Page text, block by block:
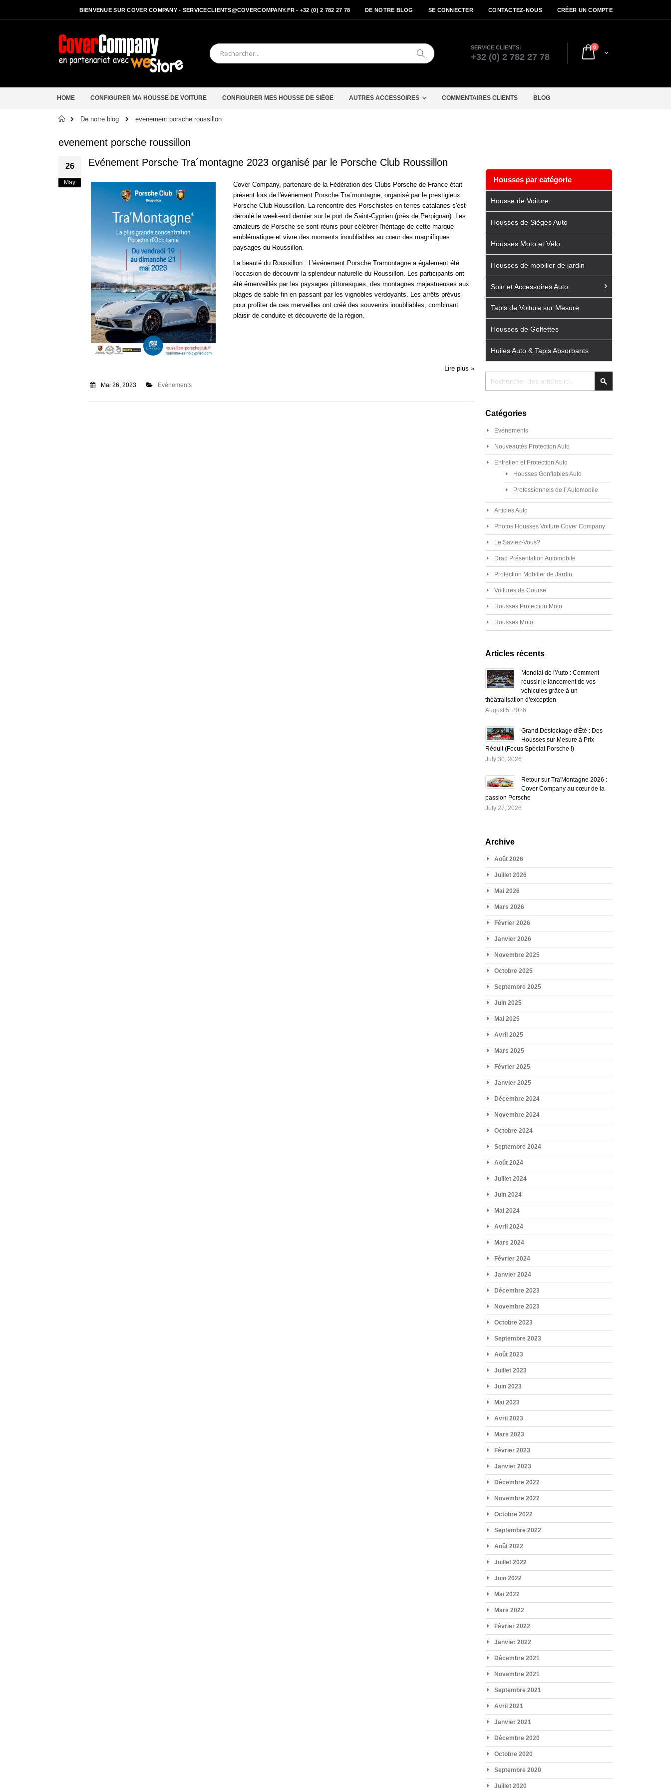
BIENVENUE SUR COVER COMPANY - SERVICECLIENTS@COVERCOMPANY.FR - +32 (0) 2 782 27 78 DE NOTRE BLOG SE CONNECTER CONTACTEZ-NOUS CRÉER UN COMPTE
Cart
0articles
Chercher
SERVICE CLIENTS:
+32 (0) 2 782 27 78
HOME CONFIGURER MA HOUSSE DE VOITURE CONFIGURER MES HOUSSE DE SIÉGE AUTRES ACCESSOIRES COMMENTAIRES CLIENTS BLOG
Accueil
De notre blog evenement porsche roussillon
evenement porsche roussillon
26
May
Evénement Porsche Tra´montagne 2023 organisé par le Porsche Club Roussillon
Cover Company, partenaire de la Fédération des Clubs Porsche de France était
présent lors de l'événement Porsche Tra´montagne, organisé par le prestigieux
Porsche Club Roussillon. La rencontre des Porschistes en terres catalanes s'est
déroulé le week-end dernier sur le port de Saint-Cyprien (près de Perpignan). Les
amateurs de Porsche se sont réunis pour célébrer l'héritage de cette marque
emblématique et vivre des moments inoubliables au cœur des magnifiques
paysages du Roussillon.
La beauté du Roussillon : L'événement Porsche Tramontagne a également été
l'occasion de découvrir la splendeur naturelle du Roussillon. Les participants ont
été émerveillés par les paysages pittoresques, des montagnes majestueuses aux
plages de sable fin en passant par les vignobles verdoyants. Les arrêts prévus
pour profiter de ces merveilles ont créé des souvenirs inoubliables, combinant
plaisir de conduite et découverte de la région.
Lire plus »
Mai 26, 2023 Evénements
Housses par catégorie
Housse de Voiture
Housses de Sièges Auto
Housses Moto et Vélo
Housses de mobilier de jardin
Soin et Accessoires Auto
Tapis de Voiture sur Mesure
Housses de Golfettes
Huiles Auto & Tapis Absorbants
Catégories
Evénements
Nouveautés Protection Auto
Entretien et Protection Auto
Housses Gonflables Auto
Professionnels de l´Automobile
Articles Auto
Photos Housses Voiture Cover Company
Le Saviez-Vous?
Drap Présentation Automobile
Protection Mobilier de Jardin
Voitures de Course
Housses Protection Moto
Housses Moto
Articles récents
Mondial de l'Auto : Comment
réussir le lancement de vos
véhicules grâce à un
théâtralisation d'exception
August 5, 2026
Grand Déstockage d'Été : Des
Housses sur Mesure à Prix
Réduit (Focus Spécial Porsche !)
July 30, 2026
Retour sur Tra'Montagne 2026 :
Cover Company au cœur de la
passion Porsche
July 27, 2026
Archive
Août 2026
Juillet 2026
Mai 2026
Mars 2026
Février 2026
Janvier 2026
Novembre 2025
Octobre 2025
Septembre 2025
Juin 2025
Mai 2025
Avril 2025
Mars 2025
Février 2025
Janvier 2025
Décembre 2024
Novembre 2024
Octobre 2024
Septembre 2024
Août 2024
Juillet 2024
Juin 2024
Mai 2024
Avril 2024
Mars 2024
Février 2024
Janvier 2024
Décembre 2023
Novembre 2023
Octobre 2023
Septembre 2023
Août 2023
Juillet 2023
Juin 2023
Mai 2023
Avril 2023
Mars 2023
Février 2023
Janvier 2023
Décembre 2022
Novembre 2022
Octobre 2022
Septembre 2022
Août 2022
Juillet 2022
Juin 2022
Mai 2022
Mars 2022
Février 2022
Janvier 2022
Décembre 2021
Novembre 2021
Septembre 2021
Avril 2021
Janvier 2021
Décembre 2020
Octobre 2020
Septembre 2020
Juillet 2020